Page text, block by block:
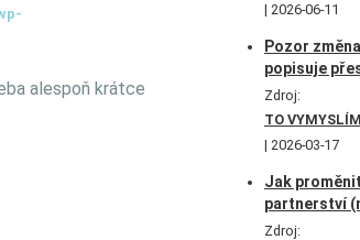
alespoň krátce
2026-06-11
Pozor
popisuje
Zdroj:
TO
2026-03-17
Jak
partnerství
Zdroj: